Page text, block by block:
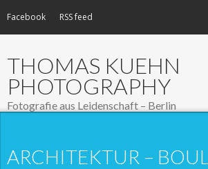
Facebook RSS feed
THOMAS KUEHN
PHOTOGRAPHY
Fotografie aus Leidenschaft – Berlin
ARCHITEKTUR –